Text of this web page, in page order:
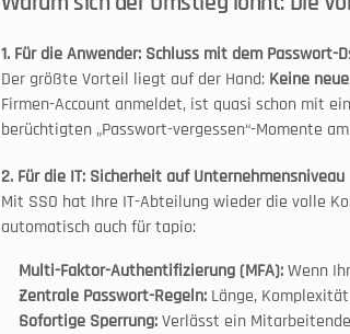
1. Für die Anwender: Schluss mit dem Passwort-
Der größte Vorteil liegt auf der Hand: Keine
Firmen-Account anmeldet, ist quasi schon mit
berüchtigten „Passwort-vergessen“-Momente
2. Für die IT: Sicherheit auf Unternehmensniveau
Mit SSO hat Ihre IT-Abteilung wieder die volle
automatisch auch für tapio:
Multi-Faktor-Authentifizierung (MFA): Wenn
Zentrale Passwort-Regeln: Länge,
Sofortige Sperrung: Verlässt ein